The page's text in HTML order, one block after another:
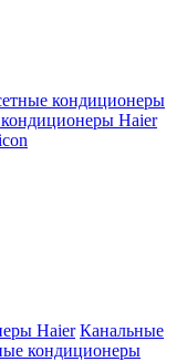
кондиционеры
Haier
Haier Канальные
кондиционеры